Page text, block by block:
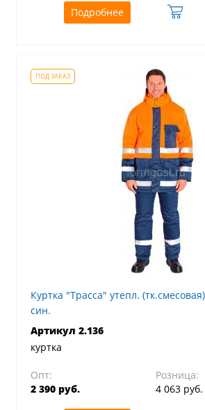
Подробнее
Куртка "Трасса" утепл.
син.
Артикул 2.136
куртка
Опт:
2 390 руб.
Розница:
4 063 руб.